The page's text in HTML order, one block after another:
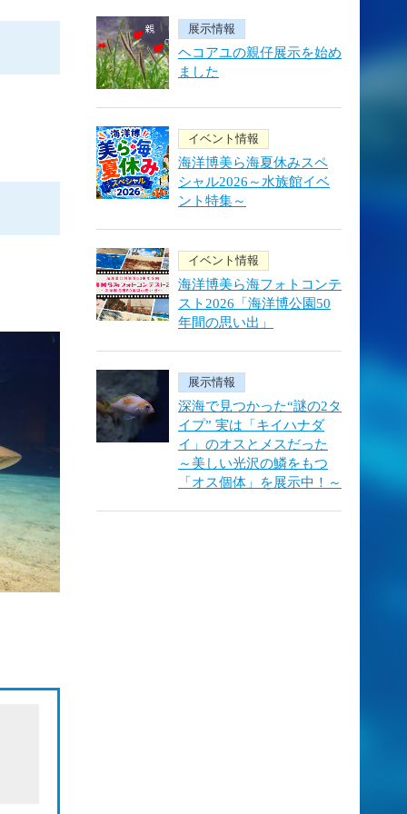
展示情報
ヘコアユの親仔展示を始め
ました
イベント情報
海洋博美ら海夏休みスペ
シャル2026～水族館イベ
ント特集～
イベント情報
海洋博美ら海フォトコンテ
スト2026「海洋博公園50
年間の思い出」
展示情報
深海で見つかった“謎の2タ
イプ” 実は「キイハナダ
イ」のオスとメスだった
～美しい光沢の鱗をもつ
「オス個体」を展示中！～